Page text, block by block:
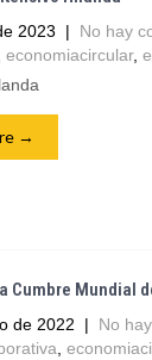
2023 | No hay
economiacircular,
→
Cumbre Mundial
de 2022 | No